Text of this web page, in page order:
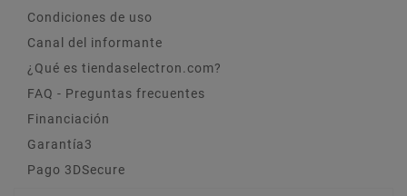
Condiciones de uso
Canal del informante
¿Qué es tiendaselectron.com?
FAQ - Preguntas frecuentes
Financiación
Garantía3
Pago 3DSecure